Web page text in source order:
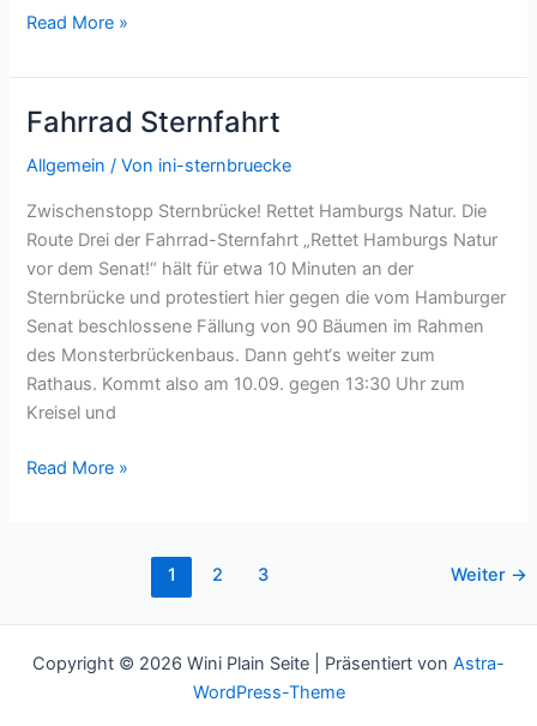
Sternbrücke:
Read More »
Fahrrad Sternfahrt
Allgemein / Von ini-sternbruecke
Zwischenstopp Sternbrücke! Rettet Hamburgs Natur. Die
Route Drei der Fahrrad-Sternfahrt „Rettet Hamburgs Natur
vor dem Senat!“ hält für etwa 10 Minuten an der
Sternbrücke und protestiert hier gegen die vom Hamburger
Senat beschlossene Fällung von 90 Bäumen im Rahmen
des Monsterbrückenbaus. Dann geht‘s weiter zum
Rathaus. Kommt also am 10.09. gegen 13:30 Uhr zum
Kreisel und
Fahrrad
Read More »
1 2 3 Weiter →
Copyright © 2026 Wini Plain Seite | Präsentiert von Astra-
WordPress-Theme